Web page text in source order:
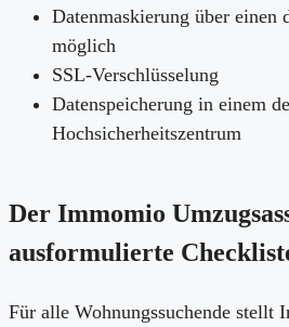
Datenmaskierung über einen
möglich
SSL-Verschlüsselung
Datenspeicherung in einem
Hochsicherheitszentrum
Der Immomio
ausformulierte
Für alle Wohnungssuchende stellt